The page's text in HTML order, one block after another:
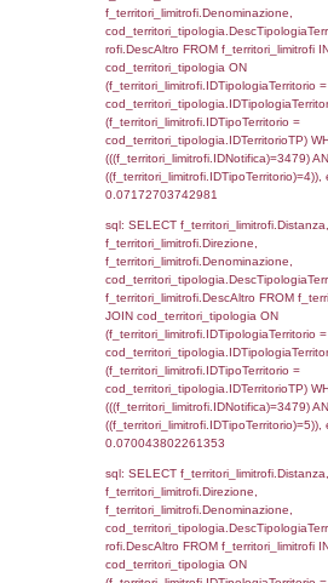
d1_controlli.Email,
INNER JOIN
executionMS:
sql: SELECT *
IDNotifica=3479,
StatoIspezione,
'%d/%m/%Y') as
DataChiusura,
'%d/%m/%Y') as
WHERE
FROM